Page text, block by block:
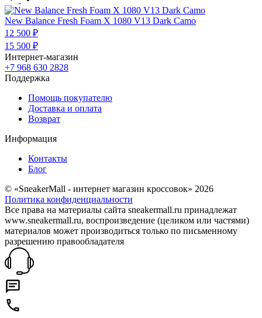
New Balance Fresh Foam X 1080 V13 Dark Camo
12 500 ₽
15 500 ₽
Интернет-магазин
+7 968 630 2828
Поддержка
Помощь покупателю
Доставка и оплата
Возврат
Информация
Контакты
Блог
© «SneakerMall - интернет магазин кроссовок» 2026
Политика конфиденциальности
Все права на материалы сайта sneakermall.ru принадлежат
www.sneakermall.ru, воспроизведение (целиком или частями)
материалов может производиться только по письменному
разрешению правообладателя